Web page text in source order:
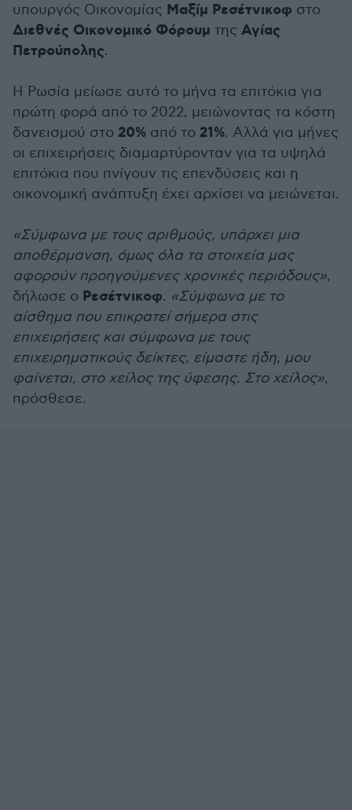
υπουργός Οικονομίας Μαξίμ Ρεσέτνικοφ στο
Διεθνές Οικονομικό Φόρουμ της Αγίας
Πετρούπολης.
Η Ρωσία μείωσε αυτό το μήνα τα επιτόκια για
πρώτη φορά από το 2022, μειώνοντας τα κόστη
δανεισμού στο 20% από το 21%. Αλλά για μήνες
οι επιχειρήσεις διαμαρτύρονταν για τα υψηλά
επιτόκια που πνίγουν τις επενδύσεις και η
οικονομική ανάπτυξη έχει αρχίσει να μειώνεται.
«Σύμφωνα με τους αριθμούς, υπάρχει μια
αποθέρμανση, όμως όλα τα στοιχεία μας
αφορούν προηγούμενες χρονικές περιόδους»,
δήλωσε ο Ρεσέτνικοφ. «Σύμφωνα με το
αίσθημα που επικρατεί σήμερα στις
επιχειρήσεις και σύμφωνα με τους
επιχειρηματικούς δείκτες, είμαστε ήδη, μου
φαίνεται, στο χείλος της ύφεσης. Στο χείλος»,
πρόσθεσε.